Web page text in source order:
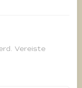
Vereiste